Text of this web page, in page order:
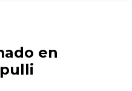
en